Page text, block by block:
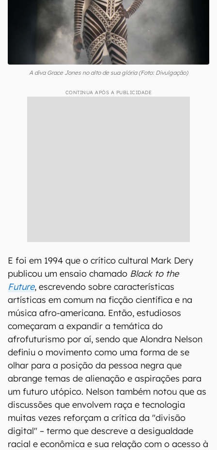
A diva Grace Jones no alto de sua glória (Foto: Divulgação)
CONTINUA APÓS A PUBLICIDADE
E foi em 1994 que o crítico cultural Mark Dery
publicou um ensaio chamado Black to the
Future, escrevendo sobre características
artísticas em comum na ficção científica e na
música afro-americana. Então, estudiosos
começaram a expandir a temática do
afrofuturismo por aí, sendo que Alondra Nelson
definiu o movimento como uma forma de se
olhar para a posição da pessoa negra que
abrange temas de alienação e aspirações para
um futuro utópico. Nelson também notou que as
discussões que envolvem raça e tecnologia
muitas vezes reforçam a crítica da "divisão
digital" – termo que descreve a desigualdade
racial e econômica e sua relação com o acesso à